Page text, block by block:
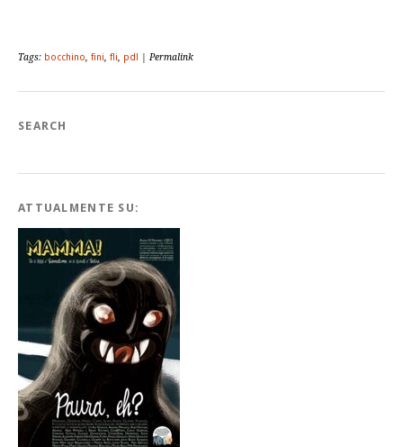
Tags: bocchino fini fli pdl | Permalink
SEARCH
ATTUALMENTE SU: